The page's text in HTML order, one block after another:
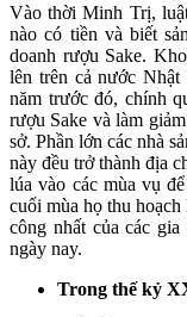
Vào thời Minh Trị,
nào có tiền và biết
doanh rượu Sake.
lên trên cả nước
năm trước đó, chính
rượu Sake và làm
sở. Phần lớn các nhà
này đều trở thành địa
lúa vào các mùa vụ
cuối mùa họ thu hoạch
công nhất của các
ngày nay.
Trong thế kỷ